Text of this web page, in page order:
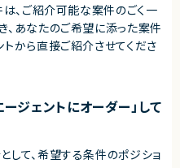
、ご紹介可能な案件のごく一
あなたのご希望に添った案件
から直接ご紹介させてくださ
ジェントにオーダー」して
して、希望する条件のポジショ